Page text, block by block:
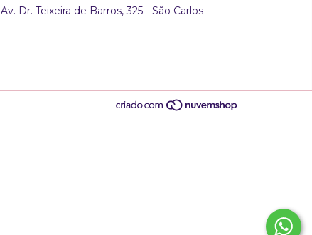
Av. Dr. Teixeira de Barros, 325 - São Carlos